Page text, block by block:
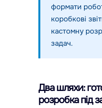
формати
коробкові
кастомну
задач.
Два шляхи:
розробка під